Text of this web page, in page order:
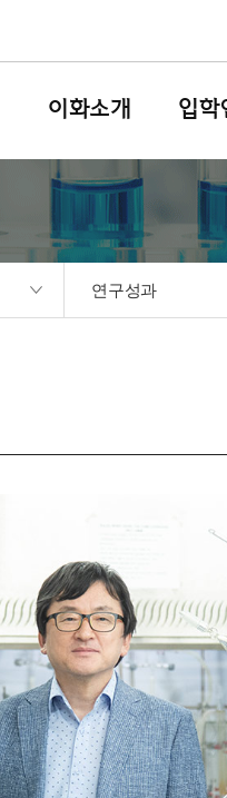
이화소개 입학
연구성과